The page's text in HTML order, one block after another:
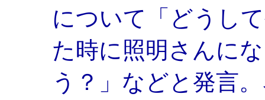
について「どうし
た時に照明さんに
う？」などと発言